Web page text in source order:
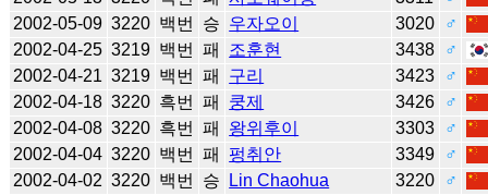
2002-05-09 3220 백번 승 우자오이 3020
♂
2002-04-25 3219 백번 패 조훈현 3438
♂
2002-04-21 3219 백번 패 구리 3423
♂
2002-04-18 3220 흑번 패 쿵제 3426
♂
2002-04-08 3220 흑번 패 왕위후이 3303
♂
2002-04-04 3220 백번 패 펑취안 3349
♂
2002-04-02 3220 백번 승 Lin Chaohua 3220
♂